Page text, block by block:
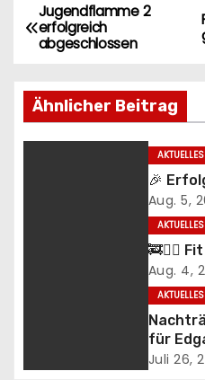
B
e
i
t
a
Jugendflamme 2
erfolgreich
abgeschlossen
Ähnlicher Beitrag
AKTUELLES
🎉
Aug. 5,
AKTUELLES
🚒🏃‍♂️
Aug. 4,
AKTUELLES
für
Juli 26,